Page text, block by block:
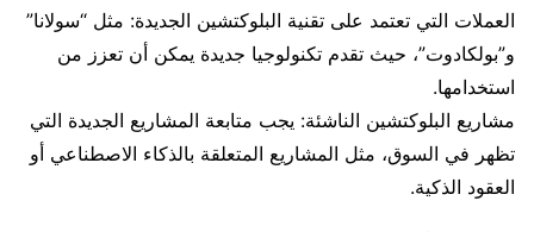
العملات التي تعتمد على تقنية البلوكتشين الجديدة: مثل “سولانا”
و”بولكادوت”، حيث تقدم تكنولوجيا جديدة يمكن أن تعزز من
استخدامها.
مشاريع البلوكتشين الناشئة: يجب متابعة المشاريع الجديدة التي
تظهر في السوق، مثل المشاريع المتعلقة بالذكاء الاصطناعي أو
العقود الذكية.